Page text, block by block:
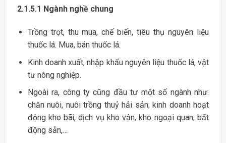
2.1.5.1 Ngành nghề chung
Trồng trọt, thu mua, chế biến, tiêu thụ nguyên liệu
thuốc lá. Mua, bán thuốc lá.
Kinh doanh xuất, nhập khẩu nguyên liệu thuốc lá, vật
tư nông nghiệp.
Ngoài ra, công ty cũng đầu tư một số ngành như:
chăn nuôi, nuôi trồng thuỷ hải sản; kinh doanh hoạt
động kho bãi, dịch vụ kho vận, kho ngoại quan; bất
động sản,…